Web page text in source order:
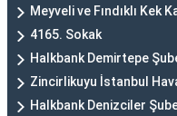
Meyveli ve Fındıklı Kek
4165. Sokak
Halkbank Demirtepe
Zincirlikuyu İstanbul
Halkbank Denizciler